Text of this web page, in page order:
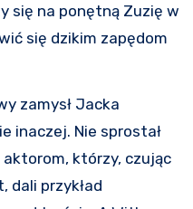
się na ponętną Zuzię w
się dzikim zapędom
zamysł Jacka
inaczej. Nie sprostał
którzy, czując
dali przykład